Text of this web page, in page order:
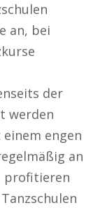
an, bei
der
werden
engen
an
profitieren